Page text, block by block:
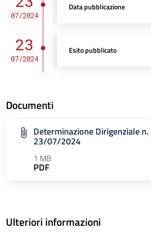
07/2024
Data pubblicazione
23
07/2024
Esito pubblicato
Documenti
Determinazione Dirigenziale
23/07/2024
1 MB
PDF
Ulteriori informazioni